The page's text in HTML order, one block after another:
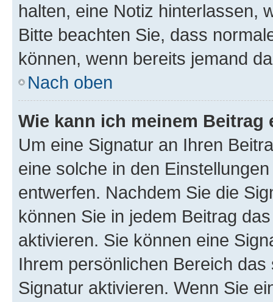
halten, eine Notiz hinterlassen,
Bitte beachten Sie, dass
können, wenn bereits jemand
Nach oben
Wie kann ich meinem
Um eine Signatur an Ihren
eine solche in den
entwerfen. Nachdem Sie die
können Sie in jedem Beitrag
aktivieren. Sie können eine
Ihrem persönlichen Bereich
Signatur aktivieren. Wenn Sie